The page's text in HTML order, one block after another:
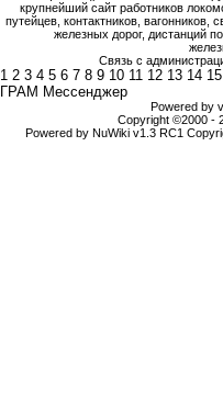
крупнейший сайт работников
путейцев, контактников,
железных дорог, дистанций
Связь с
1 2 3 4 5 6 7 8 9 10 11 12 13 14 15
ГРАМ Мессенджер
Powered by
Copyright ©2000 -
Powered by NuWiki v1.3 RC1